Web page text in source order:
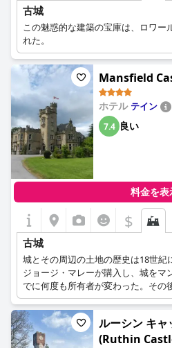
古城
この魅惑的な建築の宝庫は、ロワー
れた。
Mansfield
ホテル テイン
7.4 良い
料金を表
$
古城
城とその周辺の土地の歴史は18世紀
ジョージ・マレーが購入し、城をマ
でに何度も所有者が変わった。その
世紀初頭にファウラー家が購入し、
が、激動の歴史と所有者の変更は終
戦中は軍隊が使用し、戦後はホテル
わりました。
ルーシン キャ
(Ruthin